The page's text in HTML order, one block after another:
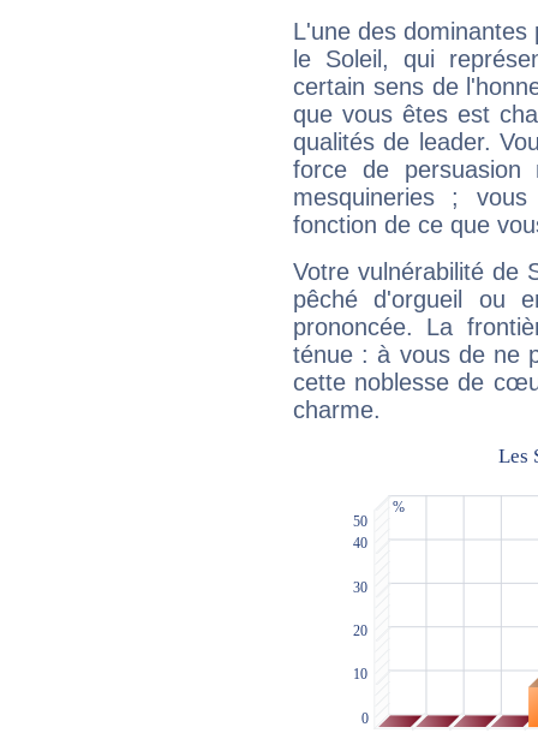
L'une des
le Soleil, qui
certain sens de
que vous êtes est
qualités de leader.
force de
mesquineries ;
fonction de ce que
Votre vulnérabilité de
pêché d'orgueil ou
prononcée. La
ténue : à vous de ne
cette noblesse de
charme.